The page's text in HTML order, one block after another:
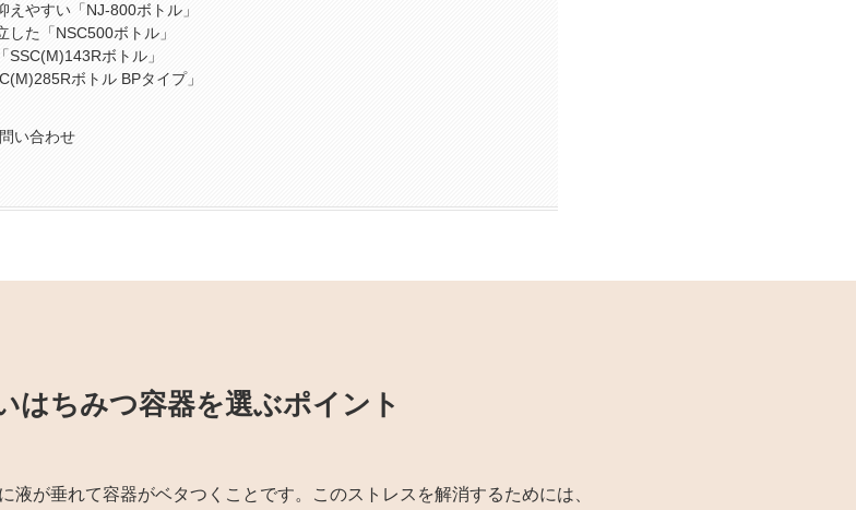
やすい「NJ-800ボトル」
た「NSC500ボトル」
ボトル」
ボトル BPタイプ」
い合わせ
はちみつ容器を選ぶポイント
液が垂れて容器がベタつくことです。このストレスを解消するためには、